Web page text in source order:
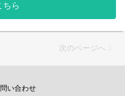
される食材の受け取り、個
ちら
次のページへ 〉
い合わせ